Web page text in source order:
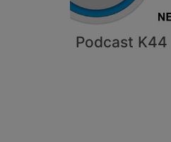
Podcast K44